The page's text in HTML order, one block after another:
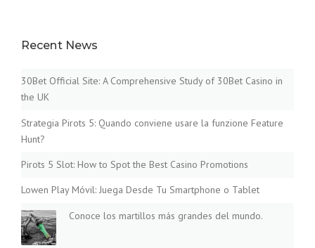
Recent News
30Bet Official Site: A Comprehensive Study of 30Bet Casino in
the UK
Strategia Pirots 5: Quando conviene usare la funzione Feature
Hunt?
Pirots 5 Slot: How to Spot the Best Casino Promotions
Lowen Play Móvil: Juega Desde Tu Smartphone o Tablet
Conoce los martillos más grandes del mundo.